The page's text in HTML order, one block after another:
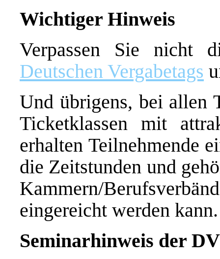
Wichtiger Hinweis
Verpassen Sie nicht
Deutschen Vergabetags
Und übrigens, bei allen
Ticketklassen mit
erhalten Teilnehmende
die Zeitstunden und
Kammern/
eingereicht werden kann.
Seminarhinweis der